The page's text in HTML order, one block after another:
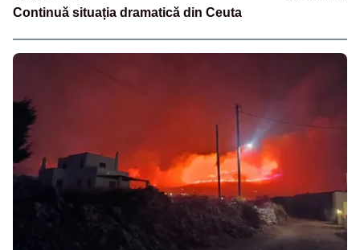
Continuă situația dramatică din Ceuta